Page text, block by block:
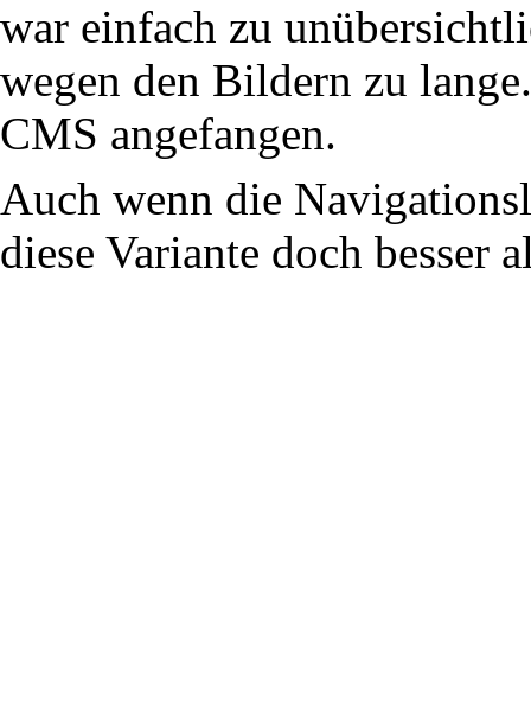
war einfach zu
wegen den Bildern zu
CMS angefangen.
Auch wenn die
diese Variante doch besser